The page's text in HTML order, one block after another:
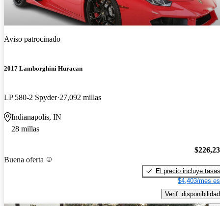
Aviso patrocinado
2017 Lamborghini Huracan
LP 580-2 Spyder 27,092 millas
Indianapolis, IN
28 millas
Buena oferta
El precio incluye tasas
$4,403/mes
Verif. disponibilidad